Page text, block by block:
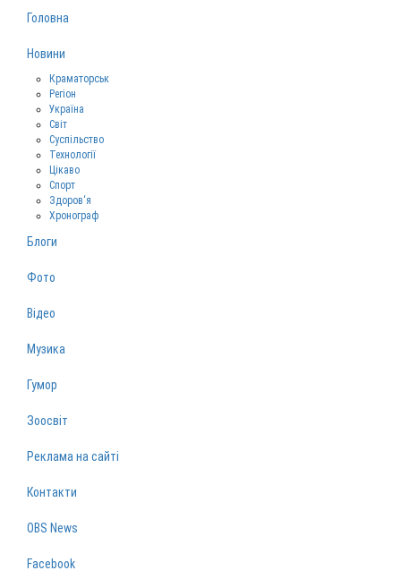
Головна
Новини
Краматорськ
Регіон
Україна
Світ
Суспільство
Технології
Цікаво
Спорт
Здоров‘я
Хронограф
Блоги
Фото
Відео
Музика
Гумор
Зоосвіт
Реклама на сайті
Контакти
OBS News
Facebook